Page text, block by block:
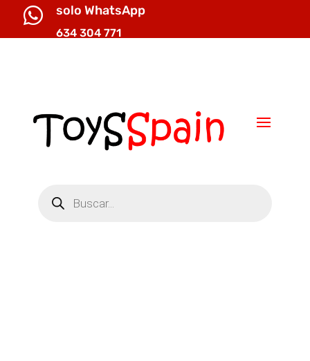
 solo WhatsApp
634 304 771
productos